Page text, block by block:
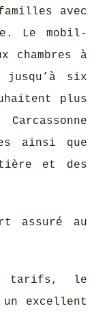
avec
Le mobil-
chambres à
six
plus
ainsi que
et des
assuré au
tarifs, le
excellent